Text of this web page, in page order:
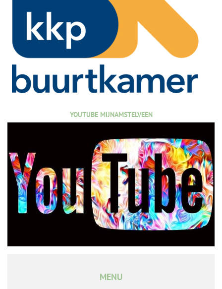
YOUTUBE MIJNAMSTELVEEN
MENU